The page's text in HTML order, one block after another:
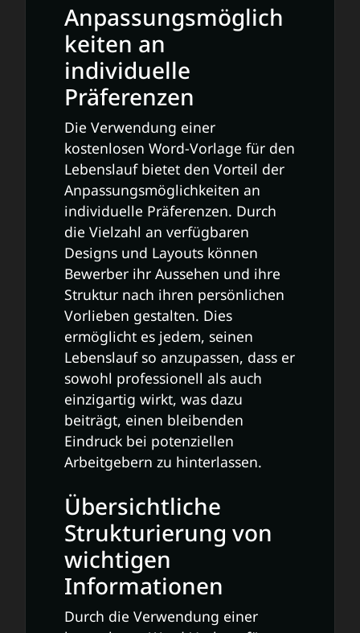
Anpassungsmöglich
keiten an
individuelle
Präferenzen
Die Verwendung einer
kostenlosen Word-Vorlage für den
Lebenslauf bietet den Vorteil der
Anpassungsmöglichkeiten an
individuelle Präferenzen. Durch
die Vielzahl an verfügbaren
Designs und Layouts können
Bewerber ihr Aussehen und ihre
Struktur nach ihren persönlichen
Vorlieben gestalten. Dies
ermöglicht es jedem, seinen
Lebenslauf so anzupassen, dass er
sowohl professionell als auch
einzigartig wirkt, was dazu
beiträgt, einen bleibenden
Eindruck bei potenziellen
Arbeitgebern zu hinterlassen.
Übersichtliche
Strukturierung von
wichtigen
Informationen
Durch die Verwendung einer